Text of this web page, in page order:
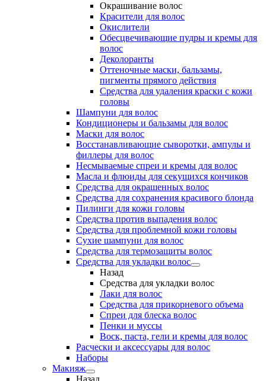
Окрашивание волос
Красители для волос
Окислители
Обесцвечивающие пудры и кремы для
волос
Деколоранты
Оттеночные маски, бальзамы,
пигменты прямого действия
Средства для удаления краски с кожи
головы
Шампуни для волос
Кондиционеры и бальзамы для волос
Маски для волос
Восстанавливающие сыворотки, ампулы и
филлеры для волос
Несмываемые спреи и кремы для волос
Масла и флюиды для секущихся кончиков
Средства для окрашенных волос
Средства для сохранения красивого блонда
Пилинги для кожи головы
Средства против выпадения волос
Средства для проблемной кожи головы
Сухие шампуни для волос
Средства для термозащиты волос
Средства для укладки волос
Назад
Средства для укладки волос
Лаки для волос
Средства для прикорневого объема
Спреи для блеска волос
Пенки и муссы
Воск, паста, гели и кремы для волос
Расчески и аксессуары для волос
Наборы
Макияж
Назад